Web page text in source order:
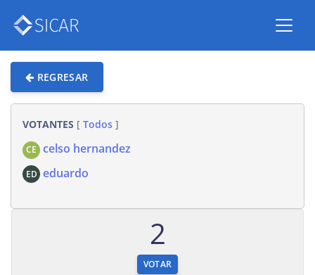
REGRESAR
VOTANTES [ Todos ]
CE celso hernandez
ED eduardo
2
VOTAR